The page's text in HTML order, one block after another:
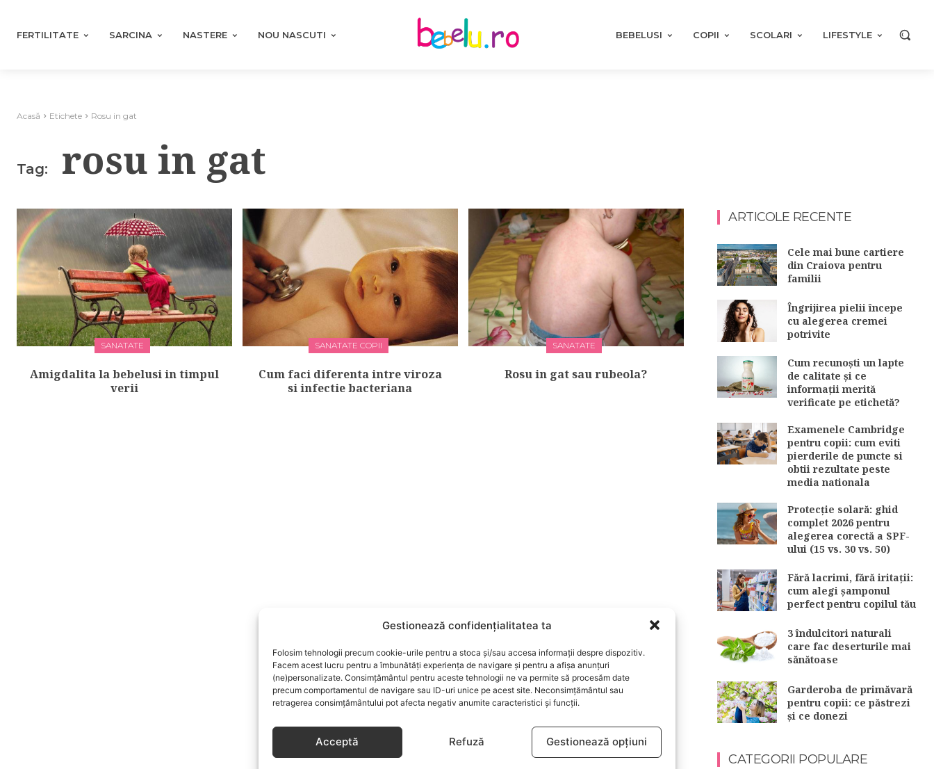
Gestionează confidențialitatea ta
Folosim tehnologii precum cookie-urile pentru a stoca și/sau accesa informații despre dispozitiv.
Facem acest lucru pentru a îmbunătăți experiența de navigare și pentru a afișa anunțuri
(ne)personalizate. Consimțământul pentru aceste tehnologii ne va permite să procesăm date
precum comportamentul de navigare sau ID-uri unice pe acest site. Neconsimțământul sau
retragerea consimțământului pot afecta negativ anumite caracteristici și funcții.
Acceptă Refuză Gestionează opțiuni
FERTILITATE SARCINA NASTERE NOU NASCUTI BEBELUSI COPII SCOLARI LIFESTYLE
Acasă Etichete Rosu in gat
Tag: rosu in gat
SANATATE
Amigdalita la bebelusi in timpul
verii
SANATATE COPII
Cum faci diferenta intre viroza
si infectie bacteriana
SANATATE
Rosu in gat sau rubeola?
ARTICOLE RECENTE
Cele mai bune cartiere
din Craiova pentru
familii
Îngrijirea pielii începe
cu alegerea cremei
potrivite
Cum recunoști un lapte
de calitate și ce
informații merită
verificate pe etichetă?
Examenele Cambridge
pentru copii: cum eviti
pierderile de puncte si
obtii rezultate peste
media nationala
Protecție solară: ghid
complet 2026 pentru
alegerea corectă a SPF-
ului (15 vs. 30 vs. 50)
Fără lacrimi, fără iritații:
cum alegi șamponul
perfect pentru copilul tău
3 îndulcitori naturali
care fac deserturile mai
sănătoase
Garderoba de primăvară
pentru copii: ce păstrezi
și ce donezi
CATEGORII POPULARE